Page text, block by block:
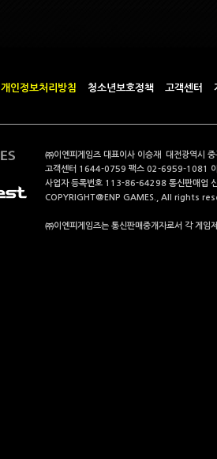
개인정보처리방침 청소년보호정책 고객센터
㈜이엔피게임즈 대표이사 이승재 대전광역시
고객센터 1644-0759 팩스 02-6959-1081
사업자 등록번호 113-86-64298 통신판매업
COPYRIGHT@ENP GAMES., All rights
㈜이엔피게임즈는 통신판매중개자로서 각 게임